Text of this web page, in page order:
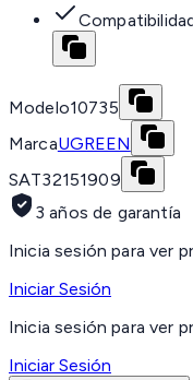
Modelo10735
MarcaUGREEN
SAT32151909
3 años de garantía
Inicia sesión para ver
Iniciar Sesión
Inicia sesión para ver
Iniciar Sesión